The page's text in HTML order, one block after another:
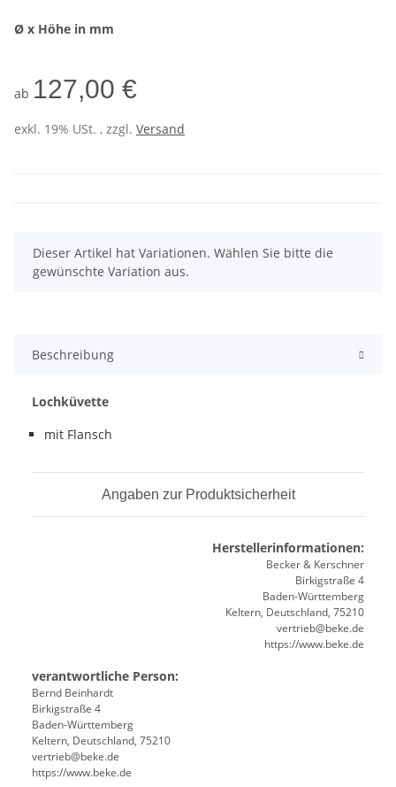
Ø x Höhe in mm
ab 127,00 €
exkl. 19% USt. , zzgl. Versand
x
Dieser Artikel hat Variationen. Wählen Sie bitte die
gewünschte Variation aus.
Beschreibung
Lochküvette
mit Flansch
Angaben zur Produktsicherheit
Herstellerinformationen:
Becker & Kerschner
Birkigstraße 4
Baden-Württemberg
Keltern, Deutschland, 75210
vertrieb@beke.de
https://www.beke.de
verantwortliche Person:
Bernd Beinhardt
Birkigstraße 4
Baden-Württemberg
Keltern, Deutschland, 75210
vertrieb@beke.de
https://www.beke.de